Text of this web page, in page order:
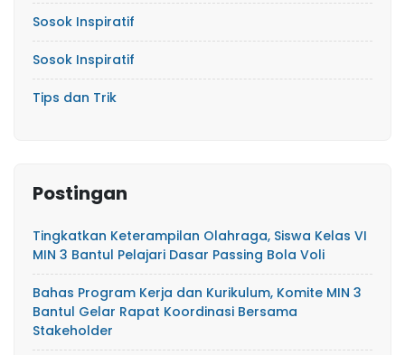
Sosok Inspiratif
Sosok Inspiratif
Tips dan Trik
Postingan
Tingkatkan Keterampilan Olahraga, Siswa Kelas VI
MIN 3 Bantul Pelajari Dasar Passing Bola Voli
Bahas Program Kerja dan Kurikulum, Komite MIN 3
Bantul Gelar Rapat Koordinasi Bersama
Stakeholder